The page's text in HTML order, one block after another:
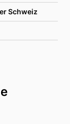
Schweiz